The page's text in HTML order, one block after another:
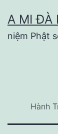
to
content
A MI ĐÀ
niệm Phật
Hành